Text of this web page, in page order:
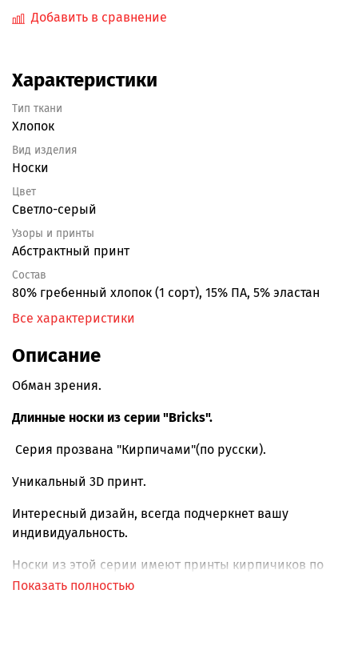
Добавить в сравнение
Характеристики
Тип ткани
Хлопок
Вид изделия
Носки
Цвет
Светло-серый
Узоры и принты
Абстрактный принт
Состав
80% гребенный хлопок (1 сорт), 15% ПА, 5% эластан
Все характеристики
Описание
Обман зрения.
Длинные носки из серии "Bricks".
Серия прозвана "Кирпичами"(по русски).
Уникальный 3D принт.
Интересный дизайн, всегда подчеркнет вашу
индивидуальность.
Носки из этой серии имеют принты кирпичиков по
всему носку.
Показать полностью